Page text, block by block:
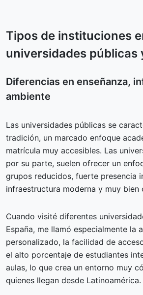
Tipos de instituciones
universidades públicas
Diferencias en enseñanza,
ambiente
Las universidades públicas se
tradición, un marcado enfoque
matrícula muy accesibles. Las
por su parte, suelen ofrecer un
grupos reducidos, fuerte presencia
infraestructura moderna y muy bien
Cuando visité diferentes
España, me llamó especialmente la
personalizado, la facilidad de
el alto porcentaje de estudiantes
aulas, lo que crea un entorno muy
quienes llegan desde Latinoamérica.